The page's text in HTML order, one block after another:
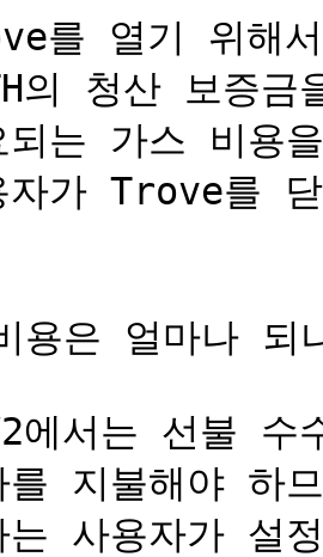
를 열기 위해
의 청산 보증금
되는 가스 비용
자가 Trove를
용은 얼마나 되
서는 선불 수
를 지불해야 하
는 사용자가 설